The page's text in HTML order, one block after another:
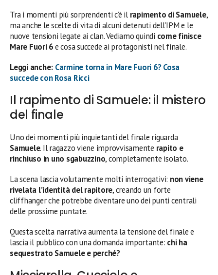
Tra i momenti più sorprendenti c’è il rapimento di Samuele,
ma anche le scelte di vita di alcuni detenuti dell’IPM e le
nuove tensioni legate ai clan. Vediamo quindi come finisce
Mare Fuori 6e cosa succede ai protagonisti nel finale.
Leggi anche: Carmine torna in Mare Fuori 6? Cosa
succede con Rosa Ricci
Il rapimento di Samuele: il mistero
del finale
Uno dei momenti più inquietanti del finale riguarda
Samuele. Il ragazzo viene improvvisamente rapito e
rinchiuso in uno sgabuzzino, completamente isolato.
La scena lascia volutamente molti interrogativi: non viene
rivelata l’identità del rapitore, creando un forte
cliffhanger che potrebbe diventare uno dei punti centrali
delle prossime puntate.
Questa scelta narrativa aumenta la tensione del finale e
lascia il pubblico con una domanda importante: chi ha
sequestrato Samuele e perché?